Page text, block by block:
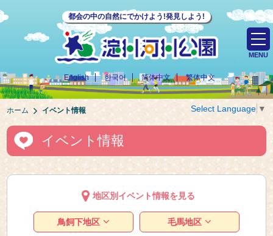
都会の中の自然にでかけよう!発見しよう!
English 한국어 简体中文 繁体中文
MENU
ホーム イベント情報 Select Language ▼
イベント情報
地区別イベント情報を見る
鳥飼下地区 毛馬地区